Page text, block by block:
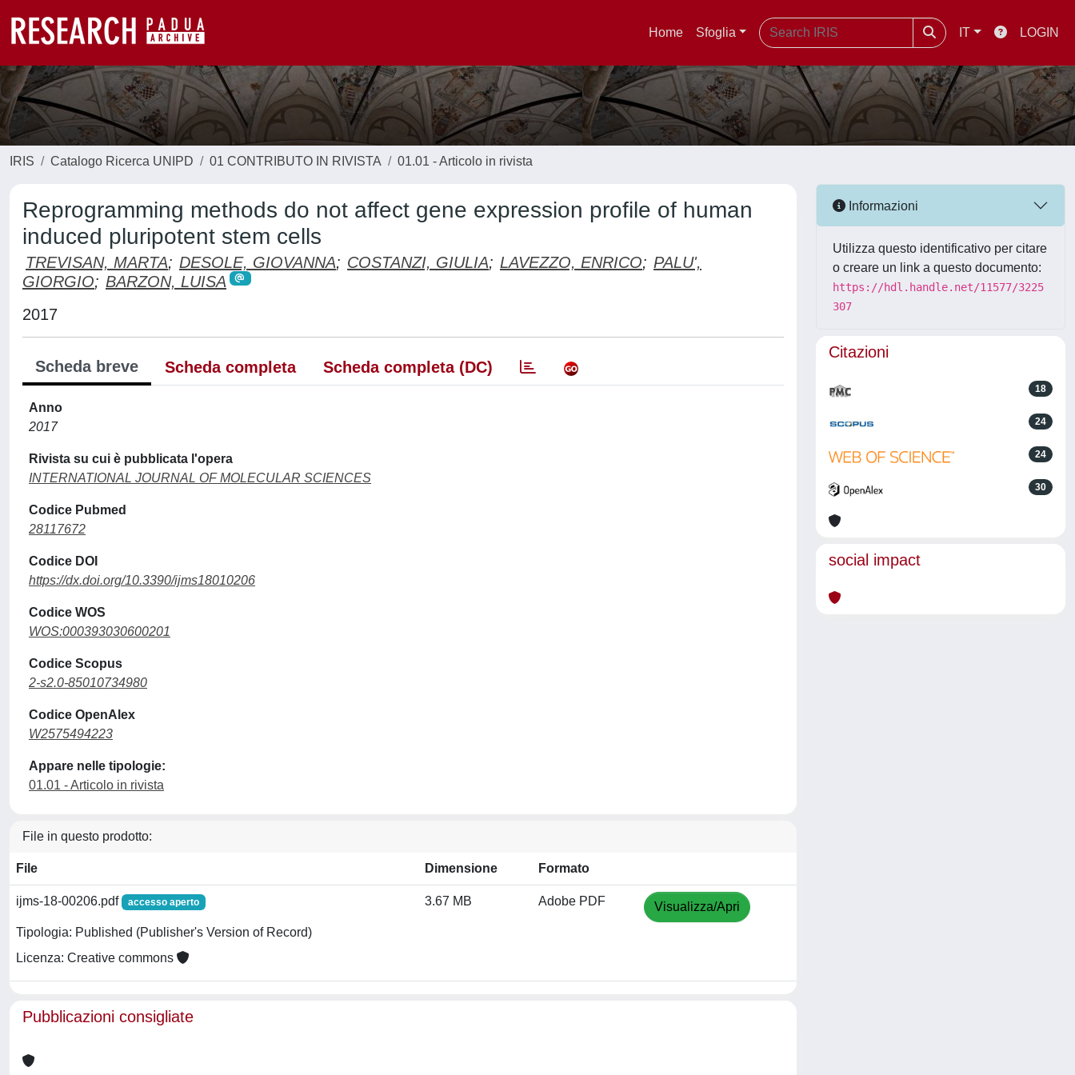
Home Sfoglia IT LOGIN
IRIS Catalogo Ricerca UNIPD 01 CONTRIBUTO IN RIVISTA 01.01 - Articolo in rivista
Reprogramming methods do not affect gene expression profile of human
induced pluripotent stem cells
TREVISAN, MARTA; DESOLE, GIOVANNA; COSTANZI, GIULIA; LAVEZZO, ENRICO; PALU',
GIORGIO; BARZON, LUISA
2017
Scheda breve Scheda completa Scheda completa (DC)
Anno
2017
Rivista su cui è pubblicata l'opera
INTERNATIONAL JOURNAL OF MOLECULAR SCIENCES
Codice Pubmed
28117672
Codice DOI
https://dx.doi.org/10.3390/ijms18010206
Codice WOS
WOS:000393030600201
Codice Scopus
2-s2.0-85010734980
Codice OpenAlex
W2575494223
Appare nelle tipologie:
01.01 - Articolo in rivista
File in questo prodotto:
File Dimensione Formato
ijms-18-00206.pdf accesso aperto
Tipologia: Published (Publisher's Version of Record)
Licenza: Creative commons
3.67 MB Adobe PDF Visualizza/Apri
Pubblicazioni consigliate
Informazioni
Utilizza questo identificativo per citare
o creare un link a questo documento:
https://hdl.handle.net/11577/3225
307
Citazioni
18
24
24
30
social impact